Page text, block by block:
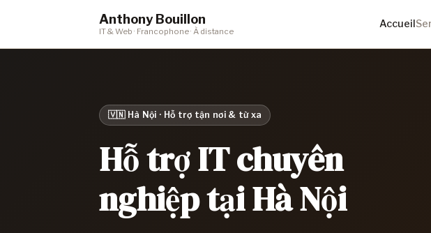
Anthony Bouillon
IT & Web · Francophone · À distance
Accueil
🇻🇳 Hà Nội · Hỗ trợ tận nơi & từ xa
Hỗ trợ IT chuyên
nghiệp tại Hà Nội